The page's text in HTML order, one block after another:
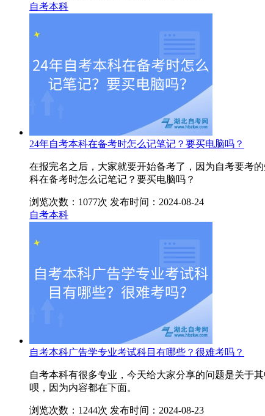
自考本科
24年自考本科在备考时怎么记笔记？要买电脑吗？
在报完名之后，大家就要开始备考了，因为自考要考
科在备考时怎么记笔记？要买电脑吗？
浏览次数：1077次 发布时间：2024-08-24
自考本科
自考本科广告学专业考试科目有哪些？很难考吗？
自考本科有很多专业，今天给大家分享的问题是关于
呗，因为内容都在下面。
浏览次数：1244次 发布时间：2024-08-23